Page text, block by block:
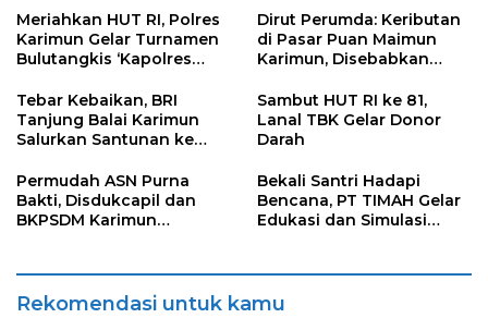
Meriahkan HUT RI, Polres
Karimun Gelar Turnamen
Bulutangkis ‘Kapolres
Dirut Perumda: Keributan
di Pasar Puan Maimun
Karimun, Disebabkan
Petugas dan Pedagang
Tebar Kebaikan, BRI
Tanjung Balai Karimun
Salurkan Santunan ke
Sambut HUT RI ke 81,
Lanal TBK Gelar Donor
Darah
Permudah ASN Purna
Bakti, Disdukcapil dan
BKPSDM Karimun
Bekali Santri Hadapi
Bencana, PT TIMAH Gelar
Edukasi dan Simulasi
Darul Furqan
Rekomendasi untuk kamu